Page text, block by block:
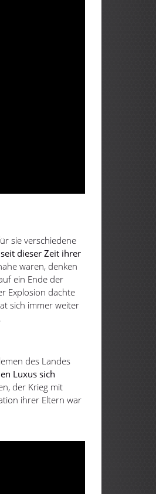
sie verschiedene
dieser Zeit ihrer
waren, denken
ein Ende der
Explosion dachte
sich immer weiter
des Landes
Luxus sich
der Krieg mit
ihrer Eltern war